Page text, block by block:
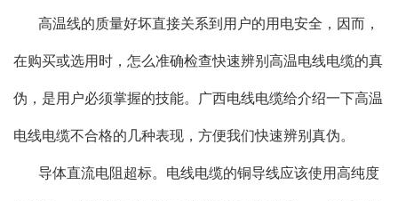
高温线的质量好坏直接关系到用户的用电安全，因而，
在购买或选用时，怎么准确检查快速辨别高温电线电缆的真
伪，是用户必须掌握的技能。广西电线电缆给介绍一下高温
电线电缆不合格的几种表现，方便我们快速辨别真伪。
导体直流电阻超标。电线电缆的铜导线应该使用高纯度